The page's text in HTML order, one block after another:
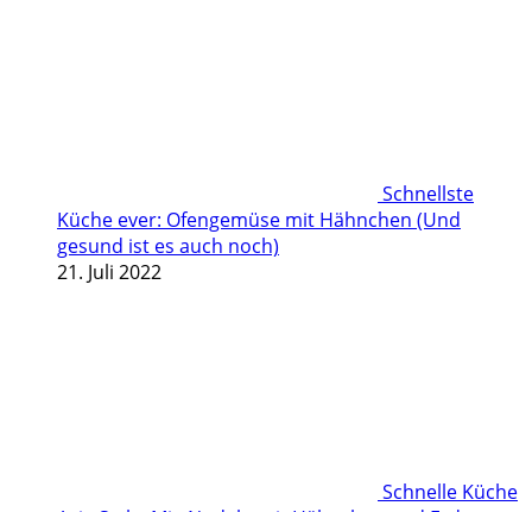
Schnellste
Küche ever: Ofengemüse mit Hähnchen (Und
gesund ist es auch noch)
21. Juli 2022
Schnelle Küche